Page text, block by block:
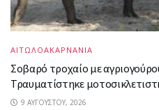
ΑΙΤΩΛΟΑΚΑΡΝΑΝΙΑ
Σοβαρό τροχαίο με
Τραυματίστηκε
9 ΑΥΓΟΎΣΤΟΥ, 2026